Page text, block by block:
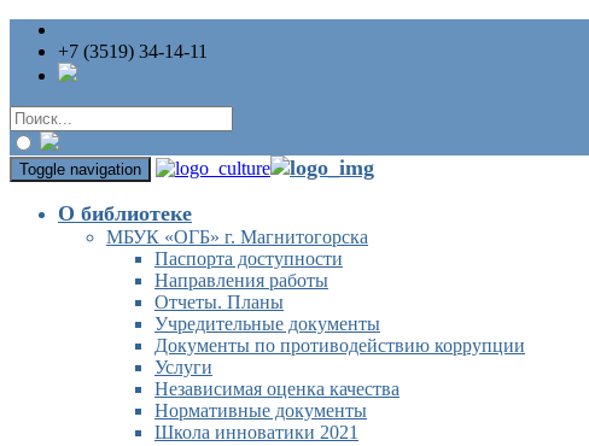
+7 (3519) 34-14-11
Toggle navigation
О библиотеке
МБУК «ОГБ» г. Магнитогорска
Паспорта доступности
Направления работы
Отчеты. Планы
Учредительные документы
Документы по противодействию коррупции
Услуги
Независимая оценка качества
Нормативные документы
Школа инноватики 2021